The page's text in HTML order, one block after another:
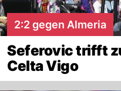
2:2 gegen Almeria
Seferovic trifft
Celta Vigo